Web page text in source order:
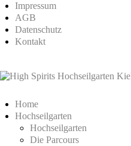
Impressum
AGB
Datenschutz
Kontakt
Home
Hochseilgarten
Hochseilgarten
Die Parcours